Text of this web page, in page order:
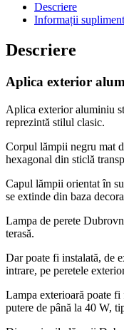
Descriere
Informații
Descriere
Aplica exterior
Aplica exterior aluminiu
reprezintă stilul clasic.
Corpul lămpii negru mat
hexagonal din sticlă
Capul lămpii orientat în
se extinde din baza
Lampa de perete
terasă.
Dar poate fi instalată, de
intrare, pe peretele
Lampa exterioară poate
putere de până la 40 W,